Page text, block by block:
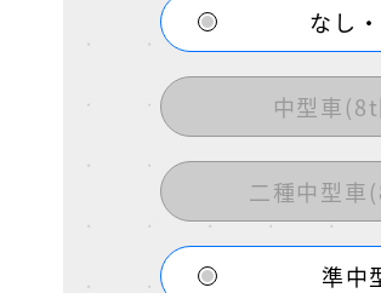
なし
中型車
二種中型車
準中